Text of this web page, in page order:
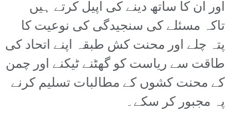
اور ان کا ساتھ دینے کی اپیل کرتے ہیں
تاکہ مسئلے کی سنجیدگی کی نوعیت کا
پتہ چلے اور محنت کش طبقہ اپنے اتحاد کی
طاقت سے ریاست کو گھٹنے ٹیکنے اور چمن
کے محنت کشوں کے مطالبات تسلیم کرنے
پہ مجبور کر سکے۔